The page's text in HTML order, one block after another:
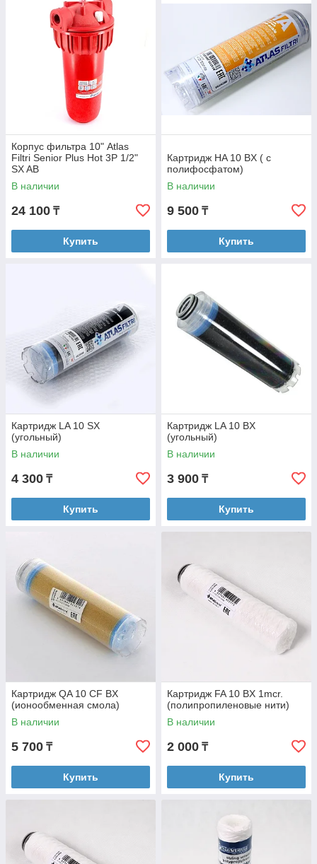
Корпус фильтра 10" Atlas
Filtri Senior Plus Hot 3P 1/2"
SX AB
В наличии
24 100 ₸
Купить
Картридж HA 10 BX ( с
полифосфатом)
В наличии
9 500 ₸
Купить
Картридж LA 10 SX
(угольный)
В наличии
4 300 ₸
Купить
Картридж LA 10 BX
(угольный)
В наличии
3 900 ₸
Купить
Картридж QA 10 CF BX
(ионообменная смола)
В наличии
5 700 ₸
Купить
Картридж FA 10 BX 1mcr.
(полипропиленовые нити)
В наличии
2 000 ₸
Купить